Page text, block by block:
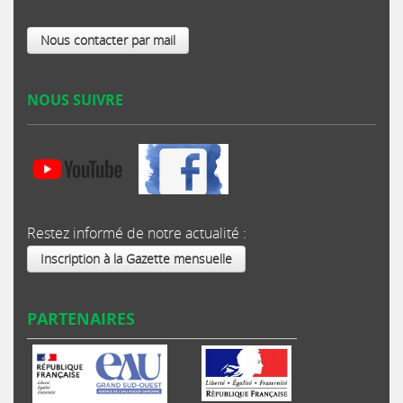
Nous contacter par mail
NOUS SUIVRE
Restez informé de notre actualité :
Inscription à la Gazette mensuelle
PARTENAIRES